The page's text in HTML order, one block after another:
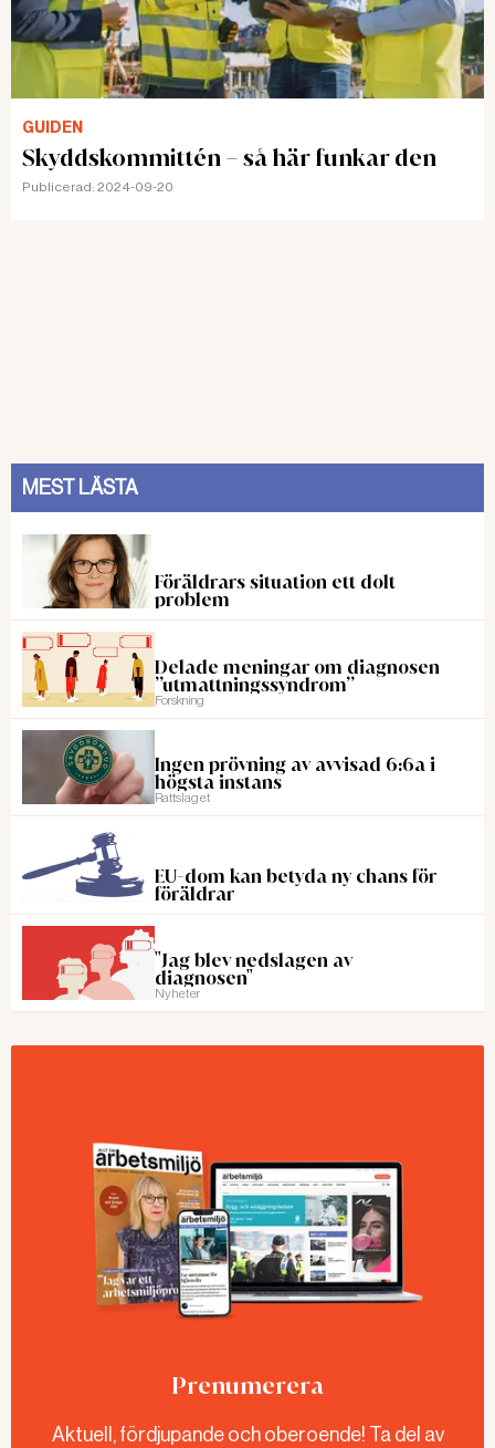
GUIDEN
Skyddskommittén – så här funkar den
Publicerad: 2024-09-20
MEST LÄSTA
Föräldrars situation ett dolt
problem
Delade meningar om diagnosen
”utmattningssyndrom”
Forskning
Ingen prövning av avvisad 6:6a i
högsta instans
Rattslaget
EU-dom kan betyda ny chans för
föräldrar
"Jag blev nedslagen av
diagnosen"
Nyheter
Prenumerera
Aktuell, fördjupande och oberoende! Ta del av